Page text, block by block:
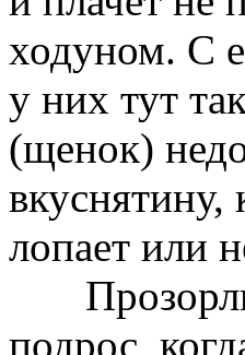
ходуном. С
у них тут
(щенок)
лопает или
подрос,